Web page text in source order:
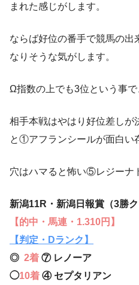
まれた感じがします。
ならば好位の番手で競馬の
なりそうな気がします。
Ω指数の上でも3位という事で
相手本戦はやはり好位差し
と①アフランシールが面白い
穴はハマると怖い⑤レジーナ
新潟11R・新潟日報賞（3勝
【的中・馬連・1.310円】
【判定・Dランク】
◎ 2着 ⑦ レノーア
◯10着 ④ セプタリアン